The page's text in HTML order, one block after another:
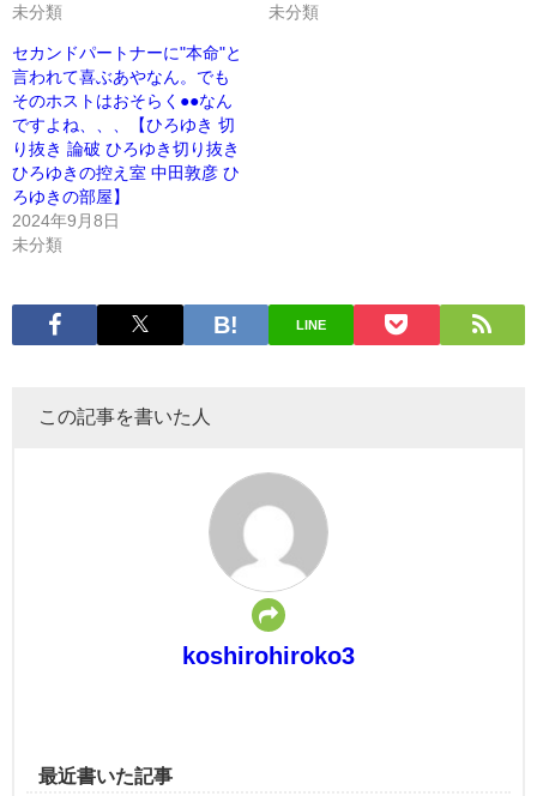
未分類
未分類
セカンドパートナーに"本命"と
言われて喜ぶあやなん。でも
そのホストはおそらく●●なん
ですよね、、、【ひろゆき 切
り抜き 論破 ひろゆき切り抜き
ひろゆきの控え室 中田敦彦 ひ
ろゆきの部屋】
2024年9月8日
未分類
LINE
この記事を書いた人
koshirohiroko3
最近書いた記事